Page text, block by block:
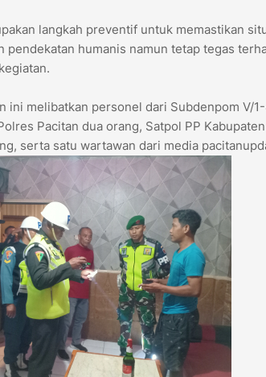
langkah preventif untuk memastikan
pendekatan humanis namun tetap tegas
ini melibatkan personel dari Subdenpom V/
Pacitan dua orang, Satpol PP
serta satu wartawan dari media